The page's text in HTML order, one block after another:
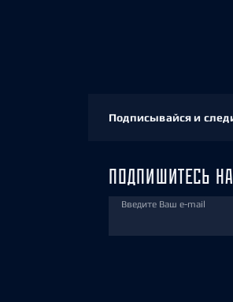
Подписывайся и
ПОДПИШИТЕСЬ
Введите Ваш e-mail